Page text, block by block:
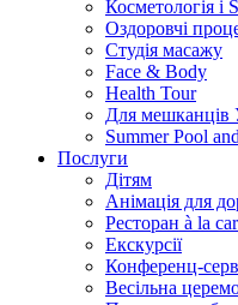
Косметологія і
Оздоровчі
Студія масажу
Face & Body
Health Tour
Для мешканців
Summer Pool
Послуги
Дітям
Анімація для
Ресторан à la
Екскурсії
Конференц-
Весільна